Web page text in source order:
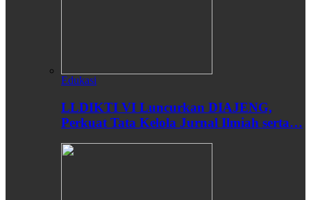
Edukasi
LLDIKTI VI Luncurkan DIAJENG,
Perkuat Tata Kelola Jurnal Ilmiah serta…